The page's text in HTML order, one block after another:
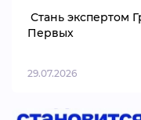
Стань экспертом
Первых
29.07.2026